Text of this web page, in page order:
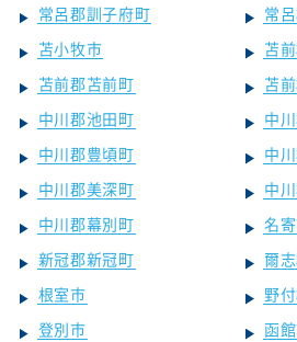
常呂郡訓子府町
常
苫小牧市
苫
苫前郡苫前町
苫
中川郡池田町
中
中川郡豊頃町
中
中川郡美深町
中
中川郡幕別町
名
新冠郡新冠町
爾
根室市
野
登別市
函